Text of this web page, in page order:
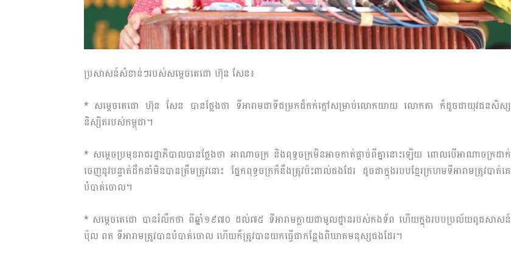
​ប្រសាសន៍សំខាន់ៗរបស់សម្តេចតេជោ ហ៊ុន សែន៖
* សម្តេចតេជោ ហ៊ុន សែន បានថ្លែងថា ទីអារាមជាទីជម្រកដ៏កក់ក្តៅសម្រាប់លោកយាយ លោកតា ក៏ដូចជាយុវជនសិស្ស
និស្សិតរបស់កម្ពុជា។
* សម្តេចប្រមុខរាជរដ្ឋាភិបាលបានថ្លែងថា អាណាចក្រ និងពុទ្ធចក្រមិនអាចកាត់ផ្តាច់ពីគ្នានោះឡើយ ពោលបើអាណាចក្រដាក់
ចេញនូវបន្ទាត់ដឹកនាំមិនបានត្រឹមត្រូវនោះ ផ្នែកពុទ្ធចក្រក៏នឹងត្រូវប៉ះពាល់ផងដែរ ដូចជាក្នុងរបបខ្មែរក្រហមទីអារាមត្រូវបាត់គេ
បំបាត់ចោល។
* សម្តេចតេជោ បានរំលឹកថា ពីឆ្នាំ១៩៧០ ដល់៧៥ ទីអារាមក្លាយជាមូលដ្ឋានរបស់កងទ័ព ហើយក្នុងរបបប្រល័យពូជសាសន៍
ប៉ុល ពត ទីអារាមត្រូវបានបំបាត់ចោល ហើយក៏ត្រូវបានយកធ្វើជាកន្លែងពិឃាតមនុស្សផងដែរ។